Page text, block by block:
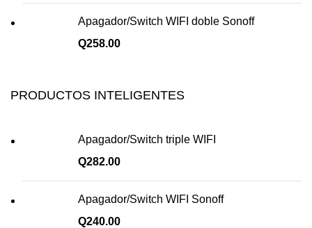
Apagador/Switch WIFI doble Sonoff
Q258.00
PRODUCTOS INTELIGENTES
Apagador/Switch triple WIFI
Q282.00
Apagador/Switch WIFI Sonoff
Q240.00